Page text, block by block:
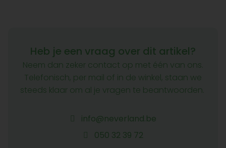
Heb je een vraag over dit artikel?
Neem dan zeker contact op met één van ons.
Telefonisch, per mail of in de winkel, staan we
steeds klaar om al je vragen te beantwoorden.
info@neverland.be
050 32 39 72